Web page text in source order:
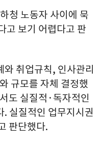
청 노동자 사이에 묵
고 보기 어렵다고 판
취업규칙, 인사관리
규모를 자체 결정했
도 실질적·독자적인
실질적인 업무지시권
판단했다.